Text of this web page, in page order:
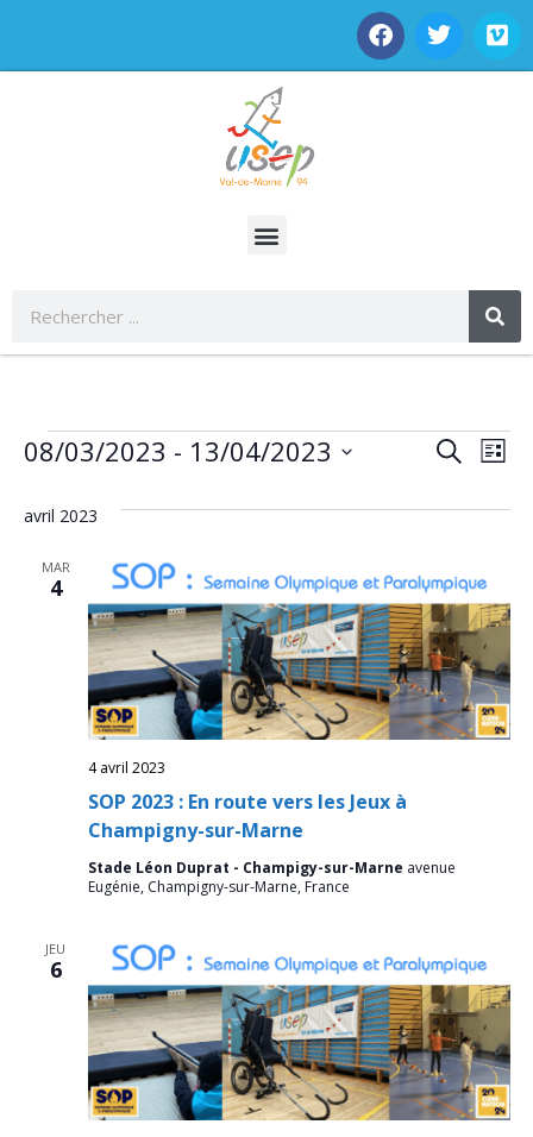
et
de
vues
Recherche
Liste
08/03/2023 - 13/04/2023
date.
avril 2023
MAR
4
SOP 2023 : En route vers les Jeux à
Champigny-sur-Marne
4 avril 2023
Stade Léon Duprat - Champigy-sur-Marne avenue
Eugénie, Champigny-sur-Marne, France
JEU
6